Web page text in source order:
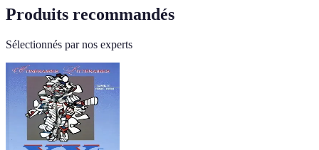
Produits recommandés
Sélectionnés par nos experts